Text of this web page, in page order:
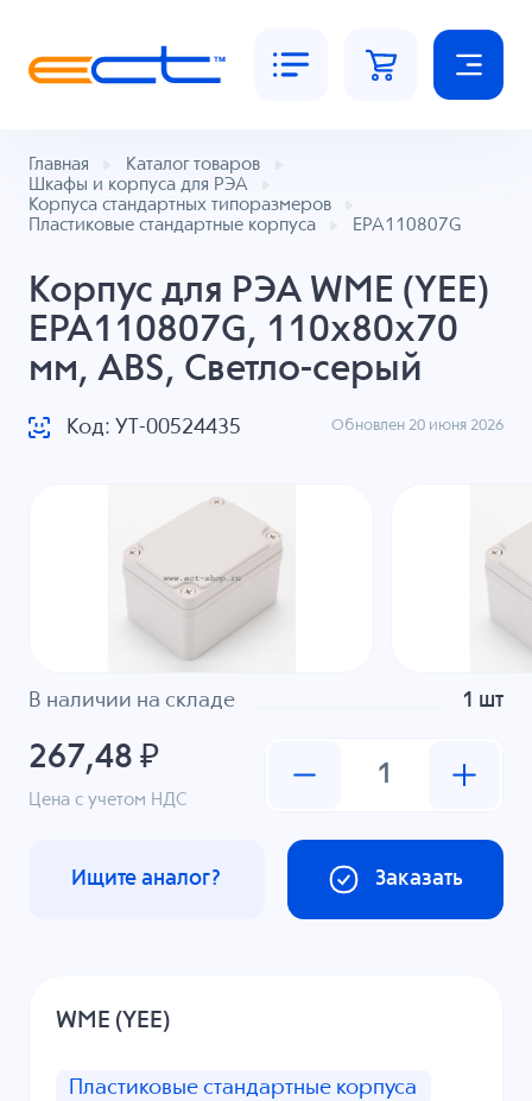
Главная
Каталог товаров
Шкафы и корпуса для РЭА
Корпуса стандартных типоразмеров
Пластиковые стандартные корпуса
EPA110807G
Корпус для РЭА WME (YEE)
EPA110807G, 110x80x70
мм, ABS, Светло-серый
Код: УТ-00524435 Обновлен 20 июня 2026
В наличии на складе 1 шт
267,48 ₽
Цена с учетом НДС
Заказать
Ищите аналог?
WME (YEE)
Пластиковые стандартные корпуса